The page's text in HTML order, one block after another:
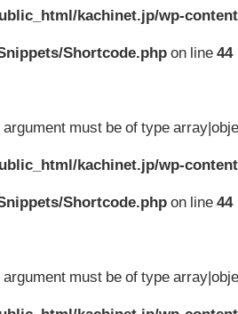
kachinet.jp/wp-
Shortcode.php on line44
must be of type
kachinet.jp/wp-
Shortcode.php on line44
must be of type